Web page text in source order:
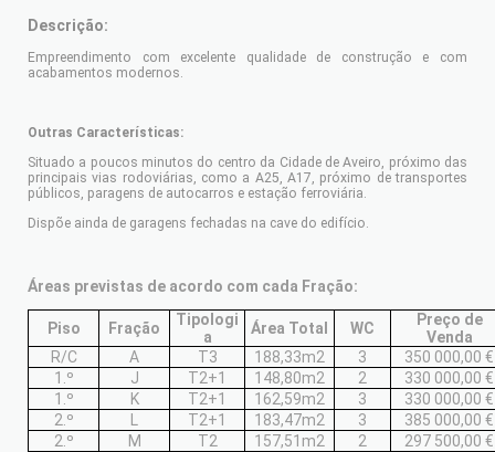
Descrição:
Empreendimento com excelente qualidade de construção e com
acabamentos modernos.
Outras Características:
Situado a poucos minutos do centro da Cidade de Aveiro, próximo das
principais vias rodoviárias, como a A25, A17, próximo de transportes
públicos, paragens de autocarros e estação ferroviária.
Dispõe ainda de garagens fechadas na cave do edifício.
Áreas previstas de acordo com cada Fração:
Piso Fração
Tipologi
a
Área Total WC
Preço de
Venda
R/C
A T3 188,33m2 3
350 000,00 €
1.º
J T2+1 148,80m2 2
330 000,00 €
1.º
K T2+1 162,59m2 3
330 000,00 €
2.º
L T2+1 183,47m2 3
385 000,00 €
2.º
M T2 157,51m2 2
297 500,00 €